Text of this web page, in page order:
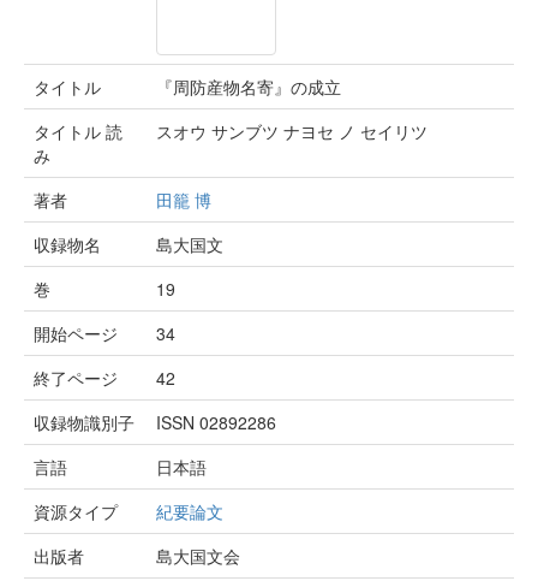
タイトル
『周防産物名寄』の成立
タイトル 読
み
スオウ サンブツ ナヨセ ノ セイリツ
著者
田籠 博
収録物名
島大国文
巻
19
開始ページ
34
終了ページ
42
収録物識別子
ISSN 02892286
言語
日本語
資源タイプ
紀要論文
出版者
島大国文会